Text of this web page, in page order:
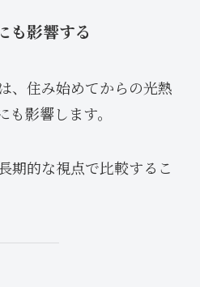
も影響する
、住み始めてからの光熱
影響します。
期的な視点で比較するこ